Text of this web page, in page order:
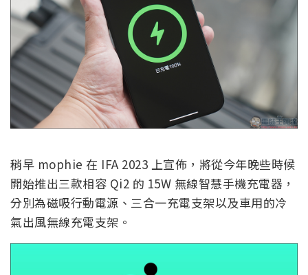
稍早 mophie 在 IFA 2023 上宣佈，將從今年晚些時候
開始推出三款相容 Qi2 的 15W 無線智慧手機充電器，
分別為磁吸行動電源、三合一充電支架以及車用的冷
氣出風無線充電支架。